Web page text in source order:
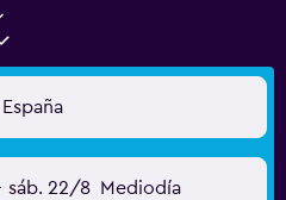
sáb. 22/8 Mediodía